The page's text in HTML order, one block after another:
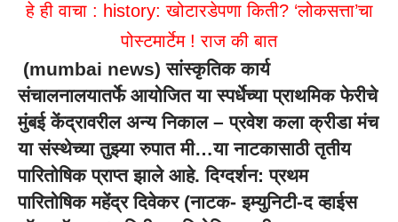
हे ही वाचा : history: खोटारडेपणा किती? ‘लोकसत्ता’चा
पोस्टमार्टेम !राज की बात
(mumbai news)सांस्कृतिक कार्य
संचालनालयातर्फे आयोजित या स्पर्धेच्या प्राथमिक फेरीचे
मुंबई केंद्रावरील अन्य निकाल – प्रवेश कला क्रीडा मंच
या संस्थेच्या तुझ्या रुपात मी…या नाटकासाठी तृतीय
पारितोषिक प्राप्त झाले आहे. दिग्दर्शन: प्रथम
पारितोषिक महेंद्र दिवेकर (नाटक- इम्युनिटी-द व्हाईस